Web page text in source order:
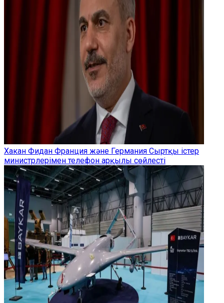
Хакан Фидан Франция және Германия Сыртқы істер
министрлерімен телефон арқылы сөйлесті